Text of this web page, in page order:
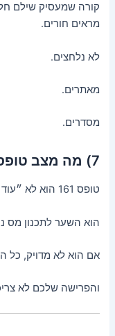
קורה שמעסיק שילם
מראים חורים.
לא נלחצים.
מאתרים.
מסדרים.
7) מה מצב טופס 161 וכל החברים שלו?
טופס 161 הוא לא ״עוד טופס״.
הוא השער לתכנון מס
אם הוא לא מדויק, כל
והפרישה שלכם לא